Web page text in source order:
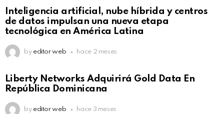
Not Safe For Work
Click to view this post
Inteligencia artificial, nube híbrida y centros
de datos impulsan una nueva etapa
tecnológica en América Latina
by editor web hace 2 meses
Click to view this post
Liberty Networks Adquirirá Gold Data En
República Dominicana
by editor web hace 3 meses